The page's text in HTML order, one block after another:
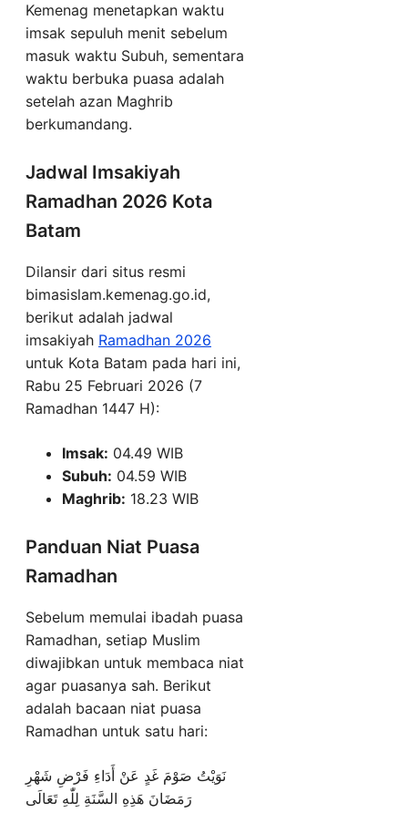
Kemenag menetapkan waktu
imsak sepuluh menit sebelum
masuk waktu Subuh, sementara
waktu berbuka puasa adalah
setelah azan Maghrib
berkumandang.
Jadwal Imsakiyah
Ramadhan 2026 Kota
Batam
Dilansir dari situs resmi
bimasislam.kemenag.go.id,
berikut adalah jadwal
imsakiyah Ramadhan 2026
untuk Kota Batam pada hari ini,
Rabu 25 Februari 2026 (7
Ramadhan 1447 H):
Imsak: 04.49 WIB
Subuh: 04.59 WIB
Maghrib: 18.23 WIB
Panduan Niat Puasa
Ramadhan
Sebelum memulai ibadah puasa
Ramadhan, setiap Muslim
diwajibkan untuk membaca niat
agar puasanya sah. Berikut
adalah bacaan niat puasa
Ramadhan untuk satu hari:
نَوَيْتُ صَوْمَ غَدٍ عَنْ أَدَاءِ فَرْضِ شَهْرِ
رَمَضَانَ هَذِهِ السَّنَةِ لِلّٰهِ تَعَالَى